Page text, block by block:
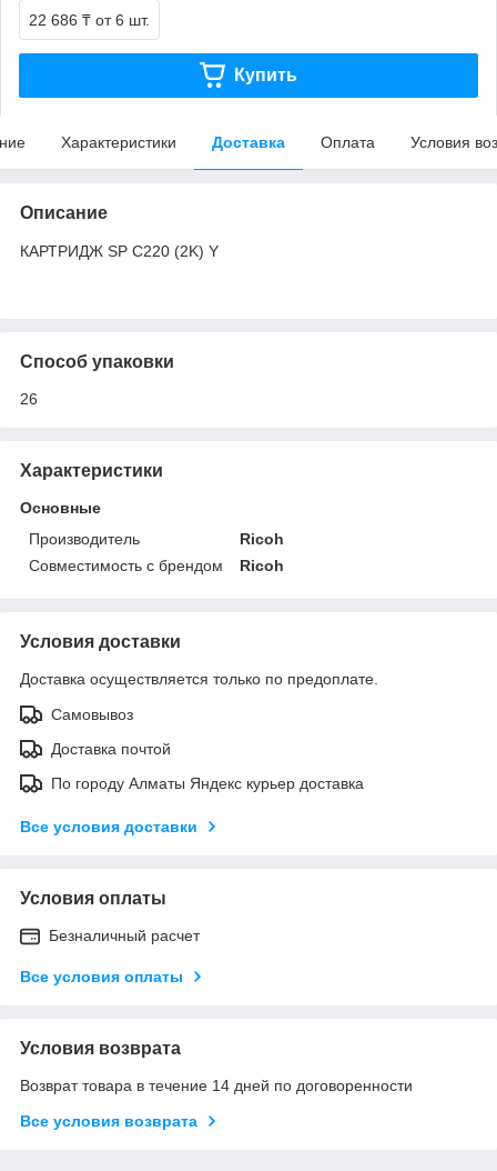
22 686 ₸ от 6 шт.
Купить
Характеристики Доставка Оплата Условия
Описание
КАРТРИДЖ SP C220 (2K) Y
Способ упаковки
26
Характеристики
Основные
Производитель
Ricoh
Совместимость с брендом
Ricoh
Условия доставки
Доставка осуществляется только по предоплате.
Самовывоз
Доставка почтой
По городу Алматы Яндекс курьер доставка
Все условия доставки
Условия оплаты
Безналичный расчет
Все условия оплаты
Условия возврата
Возврат товара в течение 14 дней по договоренности
Все условия возврата